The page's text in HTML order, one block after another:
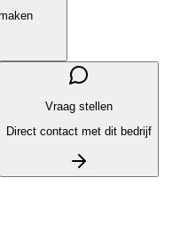
Vraag stellen
Direct contact met dit bedrijf